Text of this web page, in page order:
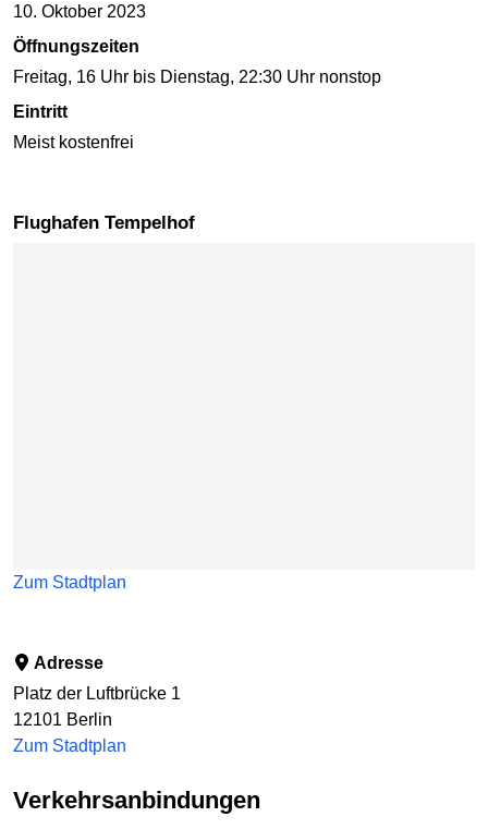
10. Oktober 2023
Öffnungszeiten
Freitag, 16 Uhr bis Dienstag, 22:30 Uhr nonstop
Eintritt
Meist kostenfrei
Flughafen Tempelhof
Zum Stadtplan
Adresse
Platz der Luftbrücke 1
12101 Berlin
Zum Stadtplan
Verkehrsanbindungen